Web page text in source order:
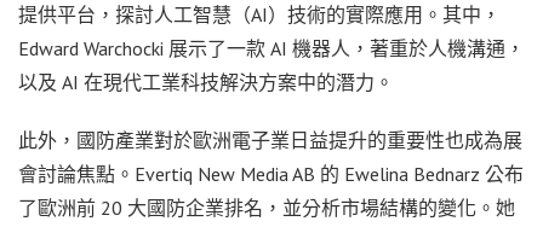
提供平台，探討人工智慧（AI）技術的實際應用。其中，
Edward Warchocki 展示了一款 AI 機器人，著重於人機溝通，
以及 AI 在現代工業科技解決方案中的潛力。
此外，國防產業對於歐洲電子業日益提升的重要性也成為展
會討論焦點。Evertiq New Media AB 的 Ewelina Bednarz 公布
了歐洲前 20 大國防企業排名，並分析市場結構的變化。她